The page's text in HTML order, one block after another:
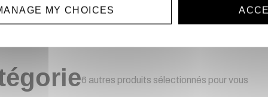
6 autres produits sélectionnés pour vous
MY CHOICES